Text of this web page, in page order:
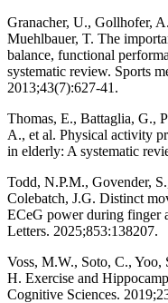
Granacher, U., Gollhofer,
Muehlbauer, T. The
balance, functional
systematic review. Sports
2013;43(7):627-41.
Thomas, E., Battaglia, G.,
A., et al. Physical activity
in elderly: A systematic
Todd, N.P.M., Govender,
Colebatch, J.G. Distinct
ECeG power during finger
Letters. 2025;853:138207.
Voss, M.W., Soto, C., Yoo,
H. Exercise and
Cognitive Sciences.